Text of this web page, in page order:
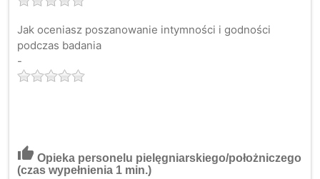
Jak oceniasz poszanowanie intymności i godności
podczas badania
-
thumb_up Opieka personelu pielęgniarskiego/położniczego
(czas wypełnienia 1 min.)